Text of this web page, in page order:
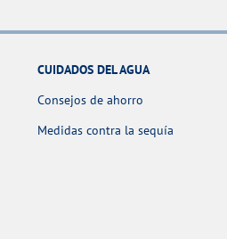
CUIDADOS DEL AGUA
Consejos de ahorro
Medidas contra la sequía